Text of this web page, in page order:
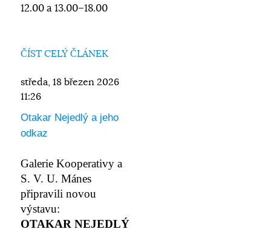
12.00 a 13.00–18.00
ČÍST CELÝ ČLÁNEK
středa, 18 březen 2026
11:26
Otakar Nejedlý a jeho
odkaz
Galerie Kooperativy a
S. V. U. Mánes
připravili novou
výstavu:
OTAKAR NEJEDLÝ